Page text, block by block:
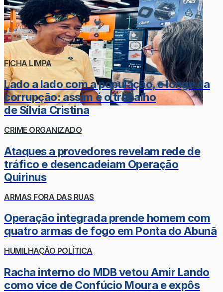
FICHA LIMPA
Lado a lado com a população, e longe da
corrupção: assim é o trabalho
de Sílvia Cristina
CRIME ORGANIZADO
Ataques a provedores revelam rede de
tráfico e desencadeiam Operação
Quirinus
ARMAS FORA DAS RUAS
Operação integrada prende homem com
quatro armas de fogo em Ponta do Abunã
HUMILHAÇÃO POLÍTICA
Racha interno do MDB vetou Amir Lando
como vice de Confúcio Moura e expôs